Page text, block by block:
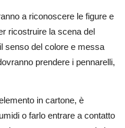
a riconoscere le figure e
ricostruire la scena del
senso del colore e messa
prendere i pennarelli,
in cartone, è
o farlo entrare a contatto